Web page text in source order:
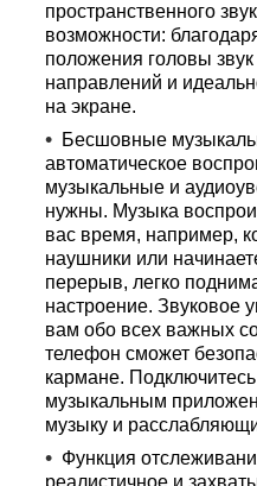
пространственного
возможности:
положения головы
направлений и
на экране.
Бесшовные
автоматическое
музыкальные и
нужны. Музыка
вас время, например,
наушники или
перерыв, легко
настроение. Звуковое
вам обо всех важных
телефон сможет
кармане.
музыкальным
музыку и
Функция